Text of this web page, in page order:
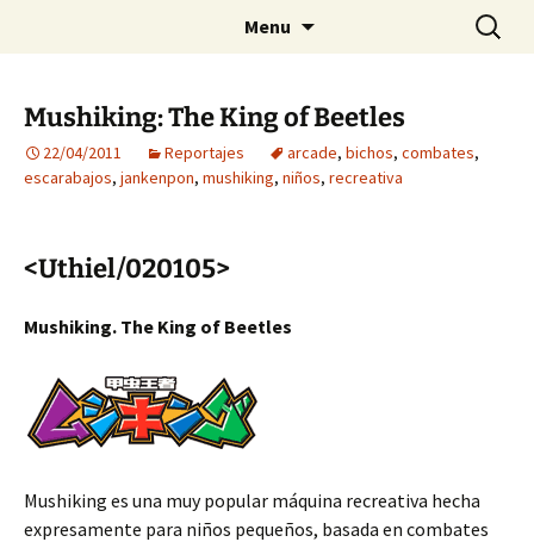
Menu
Search
for:
Mushiking: The King of Beetles
22/04/2011 Reportajes arcade, bichos, combates,
escarabajos, jankenpon, mushiking, niños, recreativa
<Uthiel/020105>
Mushiking. The King of Beetles
Mushiking es una muy popular máquina recreativa hecha
expresamente para niños pequeños, basada en combates